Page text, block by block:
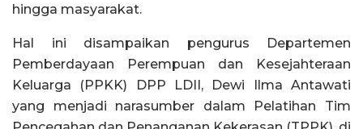
hingga masyarakat.
Hal ini disampaikan pengurus Departemen
Pemberdayaan Perempuan dan Kesejahteraan
Keluarga (PPKK) DPP LDII, Dewi Ilma Antawati
yang menjadi narasumber dalam Pelatihan Tim